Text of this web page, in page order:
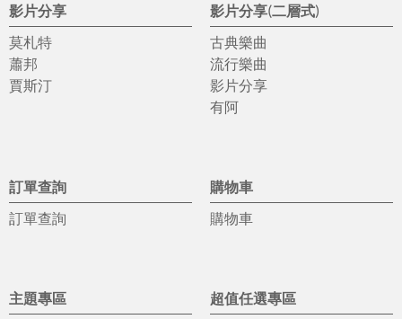
影片分享
莫札特
蕭邦
賈斯汀
影片分享(二層式)
古典樂曲
流行樂曲
影片分享
有阿
訂單查詢
訂單查詢
購物車
購物車
主題專區
超值任選專區